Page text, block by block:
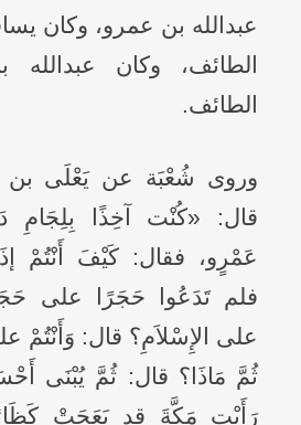
عبدالله بن عمرو، وكان
الطائف، وكان
الطائف.
وروى شُعْبَة عن يَعْلَى بن
قال: «كُنْت آخِذًا بِلِجَامِ
عَمْرٍو، فقال: كَيْفَ أَنْتُمْ
فلم تَدَعُوا حَجَرًا على
على الإِسْلاَمِ؟ قال: وَأَنْتُمْ
ثُمَّ مَاذَا؟ قال: ثُمَّ يُبْنَى
رَأَيْت مَكَّةَ قد بَعَجَتْ